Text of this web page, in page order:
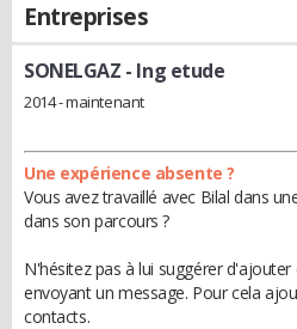
Entreprises
SONELGAZ - Ing etude
2014 - maintenant
Une expérience absente ?
Vous avez travaillé avec Bilal dans
dans son parcours ?
N'hésitez pas à lui suggérer
envoyant un message. Pour cela
contacts.